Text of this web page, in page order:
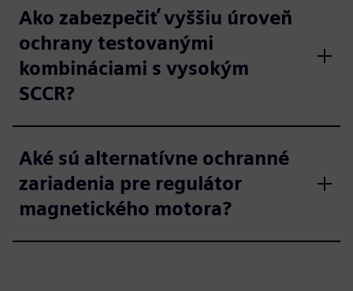
Ako zabezpečiť vyššiu úroveň
ochrany testovanými
kombináciami s vysokým
SCCR?
Aké sú alternatívne ochranné
zariadenia pre regulátor
magnetického motora?